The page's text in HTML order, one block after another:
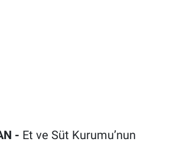
- Et ve Süt Kurumu’nun